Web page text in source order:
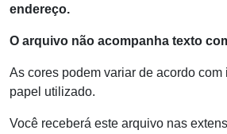
endereço.
O arquivo não acompanha texto
As cores podem variar de acordo com
papel utilizado.
Você receberá este arquivo nas